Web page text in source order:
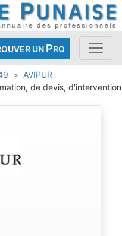
UN PRO
AVIPUR
de devis, d'intervention